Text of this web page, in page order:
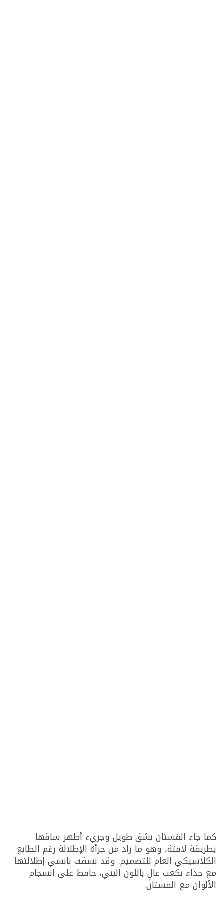
كما جاء الفستان بشق طويل وجريء أظهر ساقها
بطريقة لافتة، وهو ما زاد من جرأة الإطلالة رغم الطابع
الكلاسيكي العام للتصميم. وقد نسقت نانسي إطلالتها
مع حذاء بكعب عالٍ باللون البني، حافظ على انسجام
الألوان مع الفستان.